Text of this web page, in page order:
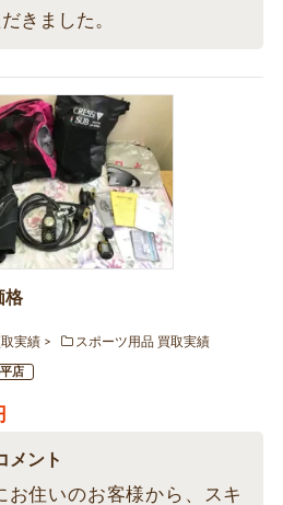
きました。
格
実績
スポーツ用品 買取実績
店
メント
お住いのお客様から、スキ